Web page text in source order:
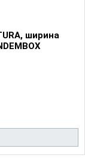
ширина